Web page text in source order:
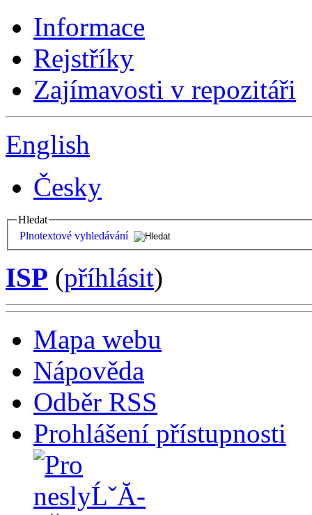
Informace
Rejstříky
Zajímavosti v repozitáři
English
Česky
Hledat
Plnotextové vyhledávání
ISP (příhlásit)
Mapa webu
Nápověda
Odběr RSS
Prohlášení přístupnosti